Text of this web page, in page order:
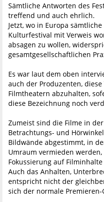
Sämtliche Antworten des
treffend und auch ehrlich.
Jetzt, wo in Europa
Kulturfestival mit Verweis
absagen zu wollen,
gesamtgesellschaftlichen
Es war laut dem oben
auch der Produzenten,
Filmtheatern abzuhalten,
diese Bezeichnung noch
Zumeist sind die Filme in
Betrachtungs- und
Bildwände abgestimmt, in
Umraum vermieden
Fokussierung auf
Auch das Anhalten,
entspricht nicht der
sich der normale